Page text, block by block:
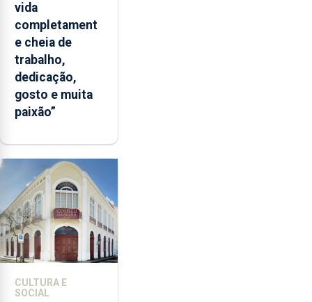
vida
completament
e cheia de
trabalho,
dedicação,
gosto e muita
paixão”
CULTURA E
SOCIAL